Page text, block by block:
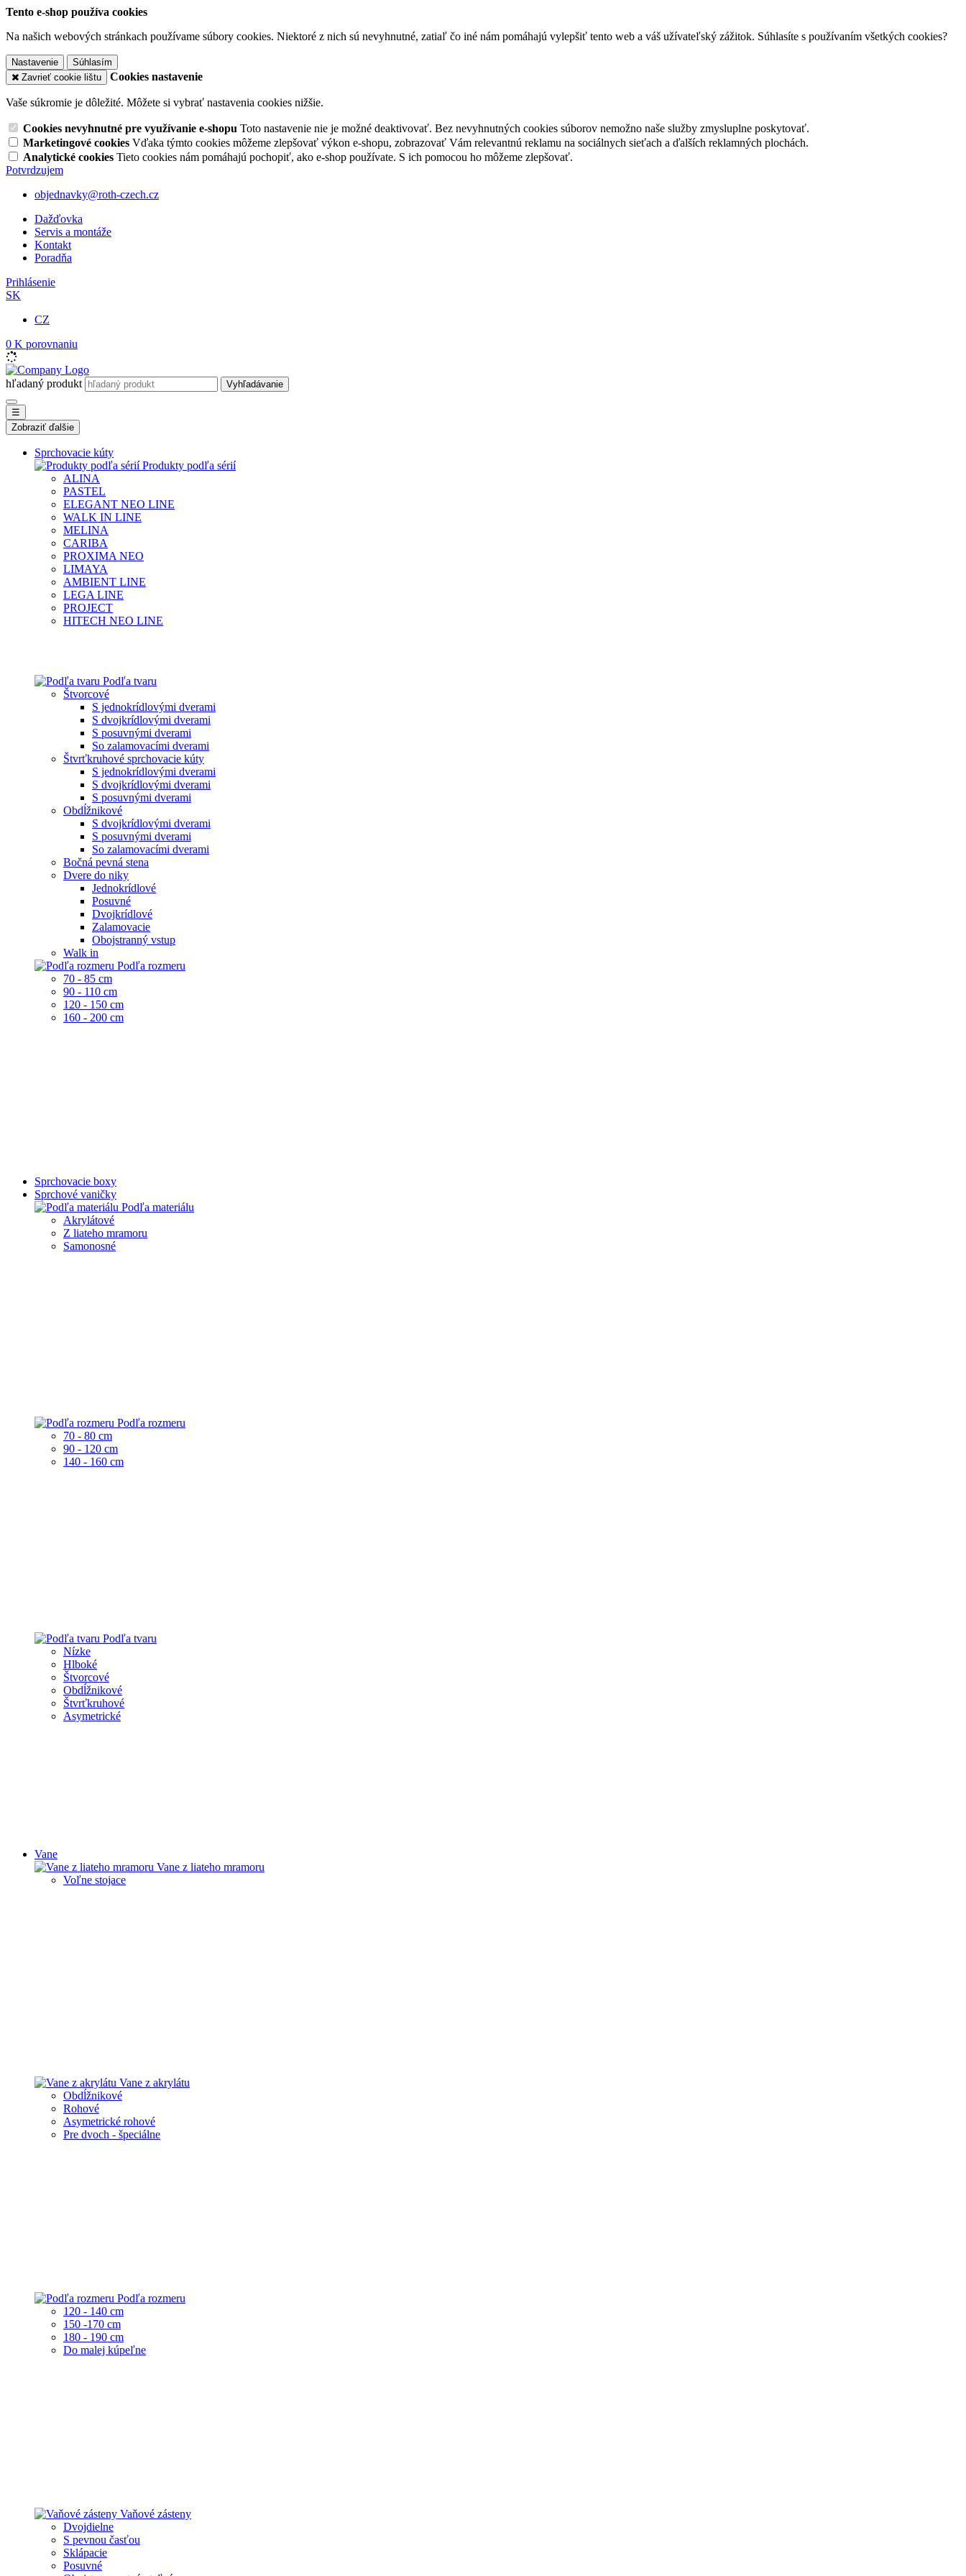
Tento e-shop používa cookies
Na našich webových stránkach používame súbory cookies. Niektoré z nich sú nevyhnutné, zatiaľ čo iné nám pomáhajú vylepšiť tento web a váš užívateľský zážitok. Súhlasíte s používaním všetkých cookies?
Nastavenie
Súhlasím
Zavrieť cookie lištu
Cookies nastavenie
Vaše súkromie je dôležité. Môžete si vybrať nastavenia cookies nižšie.
Cookies nevyhnutné pre využívanie e-shopu Toto nastavenie nie je možné deaktivovať. Bez nevyhnutných cookies súborov nemožno naše služby zmysluplne poskytovať.
Marketingové cookies Vďaka týmto cookies môžeme zlepšovať výkon e-shopu, zobrazovať Vám relevantnú reklamu na sociálnych sieťach a ďalších reklamných plochách.
Analytické cookies Tieto cookies nám pomáhajú pochopiť, ako e-shop používate. S ich pomocou ho môžeme zlepšovať.
Potvrdzujem
objednavky@roth-czech.cz
Dažďovka
Servis a montáže
Kontakt
Poradňa
Prihlásenie
SK
CZ
0 K porovnaniu
hľadaný produkt Vyhľadávanie
☰
Zobraziť ďalšie
Sprchovacie kúty
Produkty podľa sérií
ALINA
PASTEL
ELEGANT NEO LINE
WALK IN LINE
MELINA
CARIBA
PROXIMA NEO
LIMAYA
AMBIENT LINE
LEGA LINE
PROJECT
HITECH NEO LINE
Podľa tvaru
Štvorcové
S jednokrídlovými dverami
S dvojkrídlovými dverami
S posuvnými dverami
So zalamovacími dverami
Štvrťkruhové sprchovacie kúty
S jednokrídlovými dverami
S dvojkrídlovými dverami
S posuvnými dverami
Obdĺžnikové
S dvojkrídlovými dverami
S posuvnými dverami
So zalamovacími dverami
Bočná pevná stena
Dvere do niky
Jednokrídlové
Posuvné
Dvojkrídlové
Zalamovacie
Obojstranný vstup
Walk in
Podľa rozmeru
70 - 85 cm
90 - 110 cm
120 - 150 cm
160 - 200 cm
Sprchovacie boxy
Sprchové vaničky
Podľa materiálu
Akrylátové
Z liateho mramoru
Samonosné
Podľa rozmeru
70 - 80 cm
90 - 120 cm
140 - 160 cm
Podľa tvaru
Nízke
Hlboké
Štvorcové
Obdĺžnikové
Štvrťkruhové
Asymetrické
Vane
Vane z liateho mramoru
Voľne stojace
Vane z akrylátu
Obdĺžnikové
Rohové
Asymetrické rohové
Pre dvoch - špeciálne
Podľa rozmeru
120 - 140 cm
150 -170 cm
180 - 190 cm
Do malej kúpeľne
Vaňové zásteny
Dvojdielne
S pevnou časťou
Sklápacie
Posuvné